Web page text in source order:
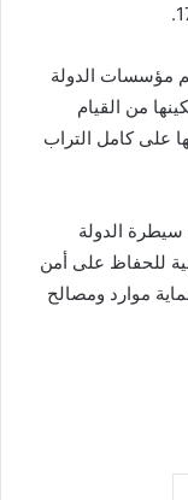
مؤسسات الدولة
من القيام
على كامل التراب
الدولة
للحفاظ على أمن
موارد ومصالح